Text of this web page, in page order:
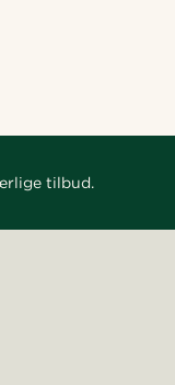
tilbud.